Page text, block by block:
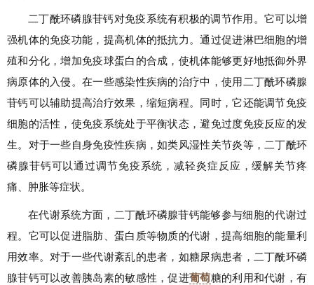
二丁酰环磷腺苷钙对免疫系统有积极的调节作用。它可以增
强机体的免疫功能，提高机体的抵抗力。通过促进淋巴细胞的增
殖和分化，增加免疫球蛋白的合成，使机体能够更好地抵御外界
病原体的入侵。在一些感染性疾病的治疗中，使用二丁酰环磷腺
苷钙可以辅助提高治疗效果，缩短病程。同时，它还能调节免疫
细胞的活性，使免疫系统处于平衡状态，避免过度免疫反应的发
生。对于一些自身免疫性疾病，如类风湿性关节炎等，二丁酰环
磷腺苷钙可以通过调节免疫系统，减轻炎症反应，缓解关节疼
痛、肿胀等症状。
在代谢系统方面，二丁酰环磷腺苷钙能够参与细胞的代谢过
程。它可以促进脂肪、蛋白质等物质的代谢，提高细胞的能量利
用效率。对于一些代谢紊乱的患者，如糖尿病患者，二丁酰环磷
腺苷钙可以改善胰岛素的敏感性，促进葡萄糖的利用和代谢，有